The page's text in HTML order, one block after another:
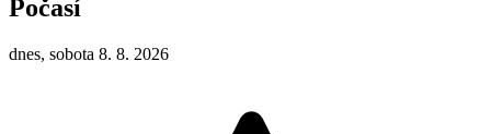
Počasí
dnes, sobota 8. 8. 2026